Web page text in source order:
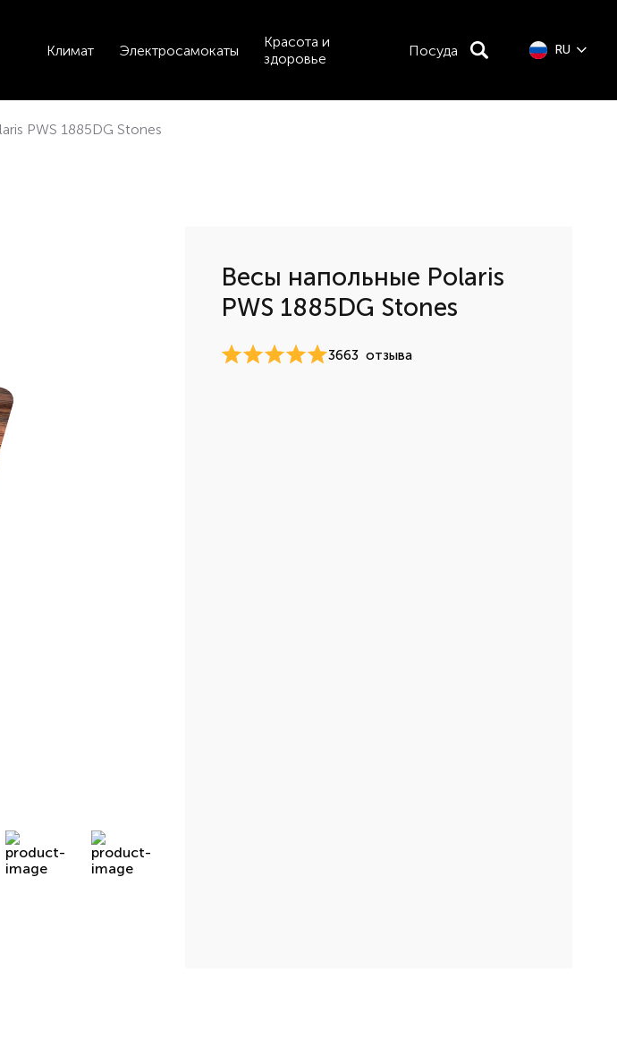
Климат Электросамокаты
Красота и
здоровье
Посуда RU
PWS 1885DG Stones
Весы напольные Polaris
PWS 1885DG Stones
3663 отзыва